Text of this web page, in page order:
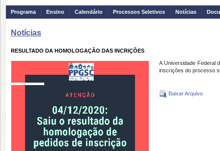
Programa Ensino Calendário Processos Seletivos Notícias
Notícias
RESULTADO DA HOMOLOGAÇÃO DAS INCRIÇÕES
A Universidade Federal
inscrições do processo
Baixar Arquivo